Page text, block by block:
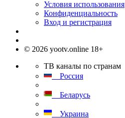
Условия использования
Конфиденциальность
Вход и регистрация
© 2026 yootv.online 18+
ТВ каналы по странам
Россия
Беларусь
Украина